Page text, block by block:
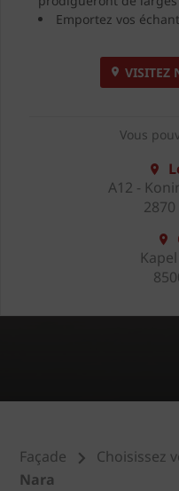
Emportez vos
VISITEZ
Vous
A12 -
Façade Choisissez
Nara